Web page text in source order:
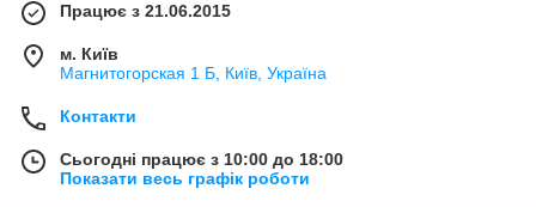
Працює з 21.06.2015
м. Київ
Магнитогорская 1 Б, Київ, Україна
Контакти
Сьогодні працює з 10:00 до 18:00
Показати весь графік роботи